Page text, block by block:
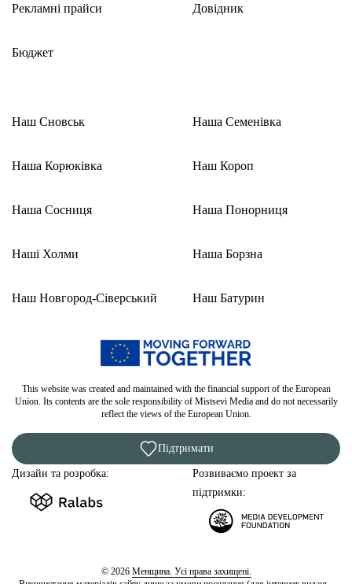
Рекламні прайси
Бюджет
Довідник
Наш Сновськ
Наша Корюківка
Наша Сосниця
Наші Холми
Наш Новгород-Сіверський
Наша Семенівка
Наш Короп
Наша Понорниця
Наша Борзна
Наш Батурин
This website was created and maintained with the financial support of the European
Union. Its contents are the sole responsibility of Mistsevi Media and do not necessarily
reflect the views of the European Union.
Підтримати
Дизайн та розробка:
Розвиваємо проект за
підтримки:
© 2026 Менщина. Усі права захищені.